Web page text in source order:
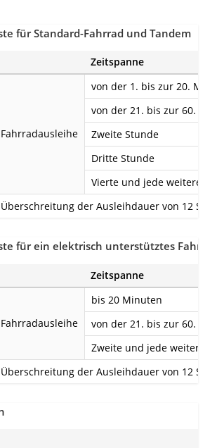
für Standard-Fahrrad und Tandem
Zeitspanne
von der 1. bis zur 20.
von der 21. bis zur 60.
Zweite Stunde
Dritte Stunde
Vierte und jede weitere
der Ausleihdauer von 12
für ein elektrisch unterstütztes Fahrrad
Zeitspanne
bis 20 Minuten
von der 21. bis zur 60.
Zweite und jede weitere
der Ausleihdauer von 12